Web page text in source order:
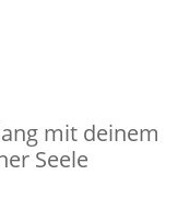
mit deinem
Seele